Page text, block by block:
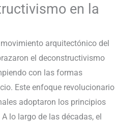
en la
arquitectónico del
el deconstructivismo
con las formas
Este enfoque revolucionario
adoptaron los principios
lo largo de las décadas, el